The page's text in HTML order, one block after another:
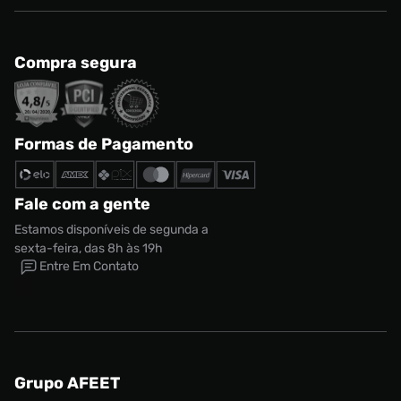
Compra segura
Formas de Pagamento
Fale com a gente
Estamos disponíveis de segunda a
sexta-feira, das 8h às 19h
Entre Em Contato
Grupo AFEET